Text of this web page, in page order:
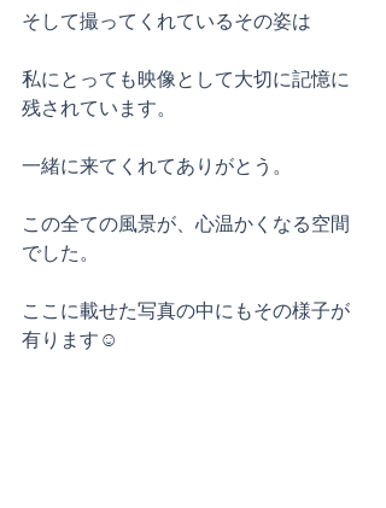
そして撮ってくれているその姿は
私にとっても映像として大切に記憶に
残されています。
一緒に来てくれてありがとう。
この全ての風景が、心温かくなる空間
でした。
ここに載せた写真の中にもその様子が
有ります☺️